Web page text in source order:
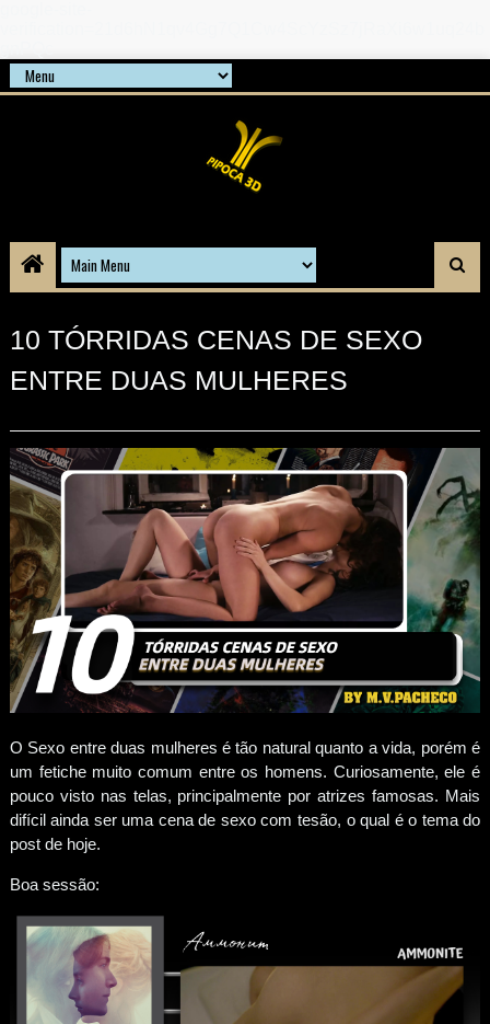
10 TÓRRIDAS CENAS DE SEXO
ENTRE DUAS MULHERES
O Sexo entre duas mulheres é tão natural quanto a vida, porém é
um fetiche muito comum entre os homens. Curiosamente, ele é
pouco visto nas telas, principalmente por atrizes famosas. Mais
difícil ainda ser uma cena de sexo com tesão, o qual é o tema do
post de hoje.
Boa sessão: